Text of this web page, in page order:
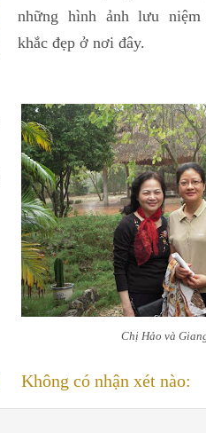
những hình ảnh lưu niệm
khắc đẹp ở nơi đây.
Chị Hảo và
Không có nhận xét nào: